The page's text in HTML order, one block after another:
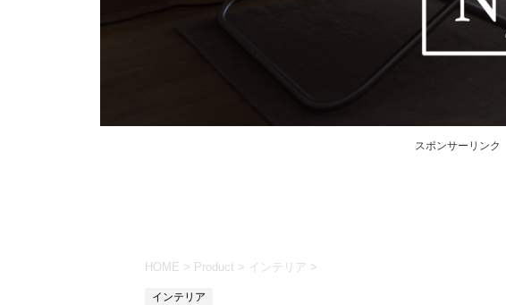
スポンサーリンク
HOME > Product > インテリア >
インテリア